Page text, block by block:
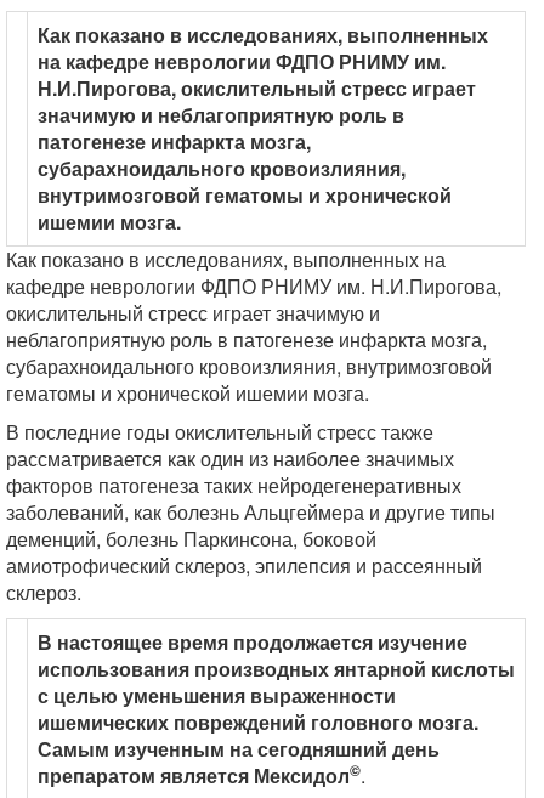
Как показано в исследованиях, выполненных
на кафедре неврологии ФДПО РНИМУ им.
Н.И.Пирогова, окислительный стресс играет
значимую и неблагоприятную роль в
патогенезе инфаркта мозга,
субарахноидального кровоизлияния,
внутримозговой гематомы и хронической
ишемии мозга.
Как показано в исследованиях, выполненных на
кафедре неврологии ФДПО РНИМУ им. Н.И.Пирогова,
окислительный стресс играет значимую и
неблагоприятную роль в патогенезе инфаркта мозга,
субарахноидального кровоизлияния, внутримозговой
гематомы и хронической ишемии мозга.
В последние годы окислительный стресс также
рассматривается как один из наиболее значимых
факторов патогенеза таких нейродегенеративных
заболеваний, как болезнь Альцгеймера и другие типы
деменций, болезнь Паркинсона, боковой
амиотрофический склероз, эпилепсия и рассеянный
склероз.
В настоящее время продолжается изучение
использования производных янтарной кислоты
с целью уменьшения выраженности
ишемических повреждений головного мозга.
Самым изученным на сегодняшний день
препаратом является Мексидол©.